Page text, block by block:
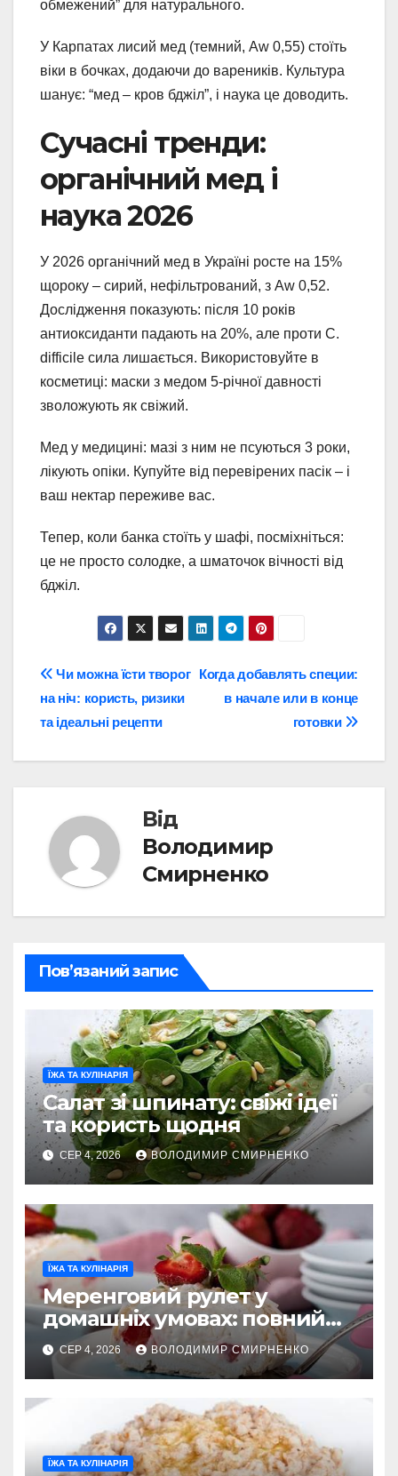
обмежений” для натурального.
У Карпатах лисий мед (темний, Aw 0,55) стоїть
віки в бочках, додаючи до вареників. Культура
шанує: “мед – кров бджіл”, і наука це доводить.
Сучасні тренди:
органічний мед і
наука 2026
У 2026 органічний мед в Україні росте на 15%
щороку – сирий, нефільтрований, з Aw 0,52.
Дослідження показують: після 10 років
антиоксиданти падають на 20%, але проти C.
difficile сила лишається. Використовуйте в
косметиці: маски з медом 5-річної давності
зволожують як свіжий.
Мед у медицині: мазі з ним не псуються 3 роки,
лікують опіки. Купуйте від перевірених пасік – і
ваш нектар переживе вас.
Тепер, коли банка стоїть у шафі, посміхніться:
це не просто солодке, а шматочок вічності від
бджіл.
Навігація
записів
Когда добавлять специи:
в начале или в конце
готовки
Чи можна їсти творог
на ніч: користь, ризики
та ідеальні рецепти
Від
Володимир
Смирненко
Пов’язаний запис
ЇЖА ТА КУЛІНАРІЯ
Салат зі шпинату: свіжі ідеї
та користь щодня
СЕР 4, 2026 ВОЛОДИМИР СМИРНЕНКО
ЇЖА ТА КУЛІНАРІЯ
Меренговий рулет у
домашніх умовах: повний
гідСЕР 4, 2026 ВОЛОДИМИР СМИРНЕНКО
ЇЖА ТА КУЛІНАРІЯ